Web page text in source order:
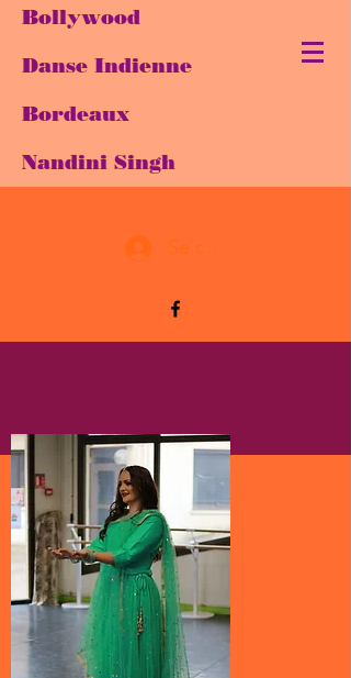
Se connecter
Bollywood
Danse Indienne
Bordeaux
Nandini Singh